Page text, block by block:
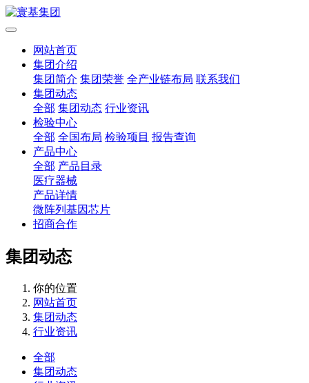
网站首页
集团介绍
集团简介 集团荣誉 全产业链布局 联系我们
集团动态
全部 集团动态 行业资讯
检验中心
全部 全国布局 检验项目 报告查询
产品中心
全部 产品目录
医疗器械
产品详情
微阵列基因芯片
招商合作
集团动态
你的位置
网站首页
集团动态
行业资讯
全部
集团动态